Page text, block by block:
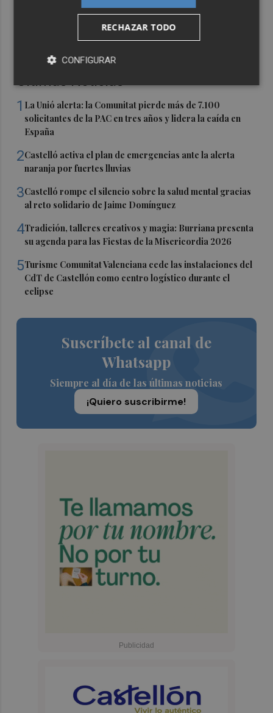
Últimas Noticias
1 La Unió alerta: la Comunitat pierde más de 7.100
solicitantes de la PAC en tres años y lidera la caída en
España
2Castelló activa el plan de emergencias ante la alerta
naranja por fuertes lluvias
3Castelló rompe el silencio sobre la salud mental gracias
al reto solidario de Jaime Domínguez
4Tradición, talleres creativos y magia: Burriana presenta
su agenda para las Fiestas de la Misericordia 2026
5Turisme Comunitat Valenciana cede las instalaciones del
CdT de Castellón como centro logístico durante el
eclipse
Suscríbete al canal de
Whatsapp
Siempre al día de las últimas noticias
¡Quiero suscribirme!
RECHAZAR TODO
CONFIGURAR